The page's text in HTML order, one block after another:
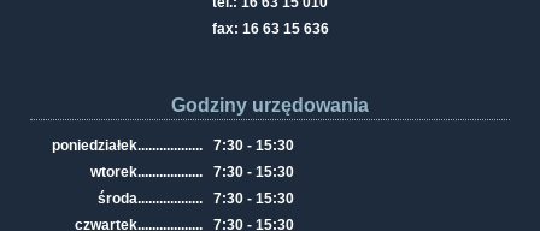
fax: 16 63 15 636
Godziny urzędowania
poniedziałek..................
7:30 - 15:30
wtorek..................
7:30 - 15:30
środa..................
7:30 - 15:30
czwartek.................. 7:30 - 15:30